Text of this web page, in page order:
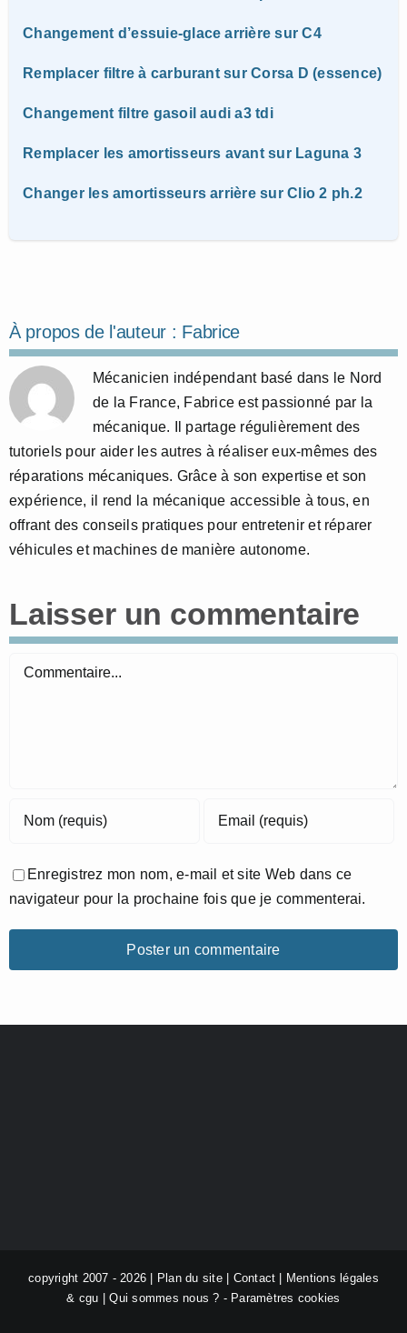
Changement d’essuie-glace arrière sur C4
Remplacer filtre à carburant sur Corsa D (essence)
Changement filtre gasoil audi a3 tdi
Remplacer les amortisseurs avant sur Laguna 3
Changer les amortisseurs arrière sur Clio 2 ph.2
À propos de l'auteur : Fabrice
Mécanicien indépendant basé dans le Nord
de la France, Fabrice est passionné par la
mécanique. Il partage régulièrement des
tutoriels pour aider les autres à réaliser eux-mêmes des
réparations mécaniques. Grâce à son expertise et son
expérience, il rend la mécanique accessible à tous, en
offrant des conseils pratiques pour entretenir et réparer
véhicules et machines de manière autonome.
Laisser un commentaire
Commentaire
Enregistrez mon nom, e-mail et site Web dans ce
navigateur pour la prochaine fois que je commenterai.
copyright 2007 - 2026 | Plan du site| Contact
Mentions légales
& cgu |Qui sommes nous ? - Paramètres cookies